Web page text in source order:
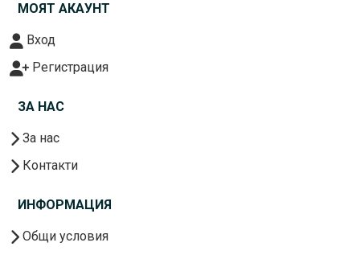
МОЯТ АКАУНТ
Вход
Регистрация
ЗА НАС
За нас
Контакти
ИНФОРМАЦИЯ
Общи условия